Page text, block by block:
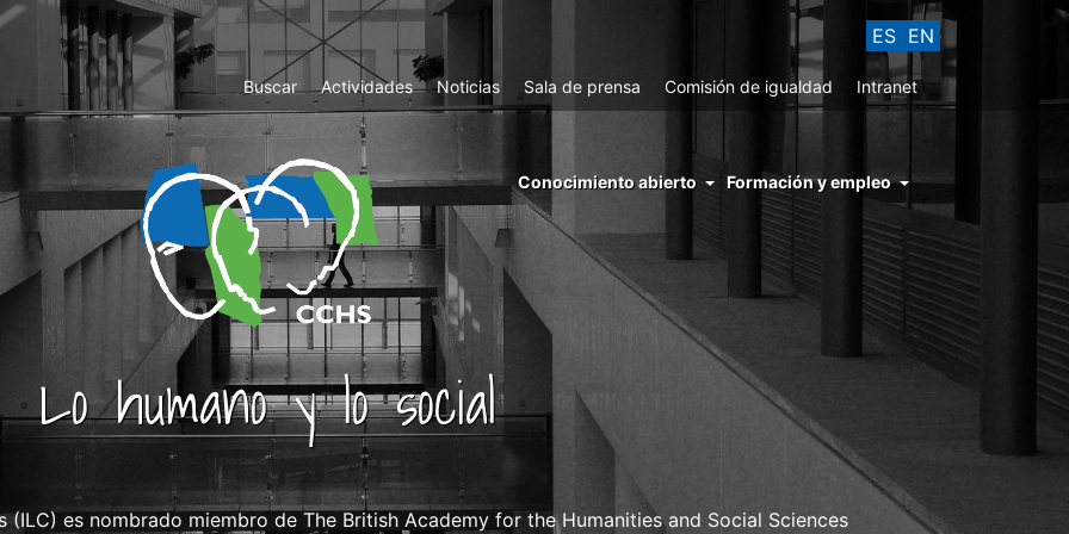
ES EN
Top
Menu
Buscar Actividades Noticias Sala de prensa Comisión de igualdad Intranet
menu
right
cchs
conocimiento
abierto
Conocimiento abierto Formación y empleo
Lo humano y lo social
(ILC) es nombrado miembro de The British Academy for the Humanities and Social Sciences